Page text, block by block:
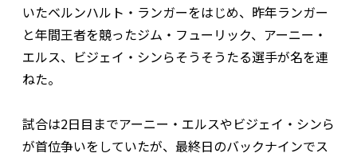
いたベルンハルト・ランガーをはじめ、昨年ランガー
と年間王者を競ったジム・フューリック、アーニー・
エルス、ビジェイ・シンらそうそうたる選手が名を連
ねた。
試合は2日目までアーニー・エルスやビジェイ・シンら
が首位争いをしていたが、最終日のバックナインでス